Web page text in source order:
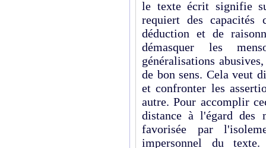
le texte écrit signifie
requiert des capacités
déduction et de
démasquer les
généralisations
de bon sens. Cela veut
et confronter les
autre. Pour accomplir
distance à l'égard des
favorisée par
impersonnel du